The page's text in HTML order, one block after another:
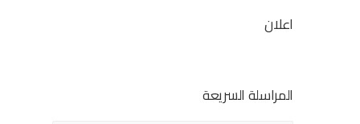
اعلان
المراسلة السريعة